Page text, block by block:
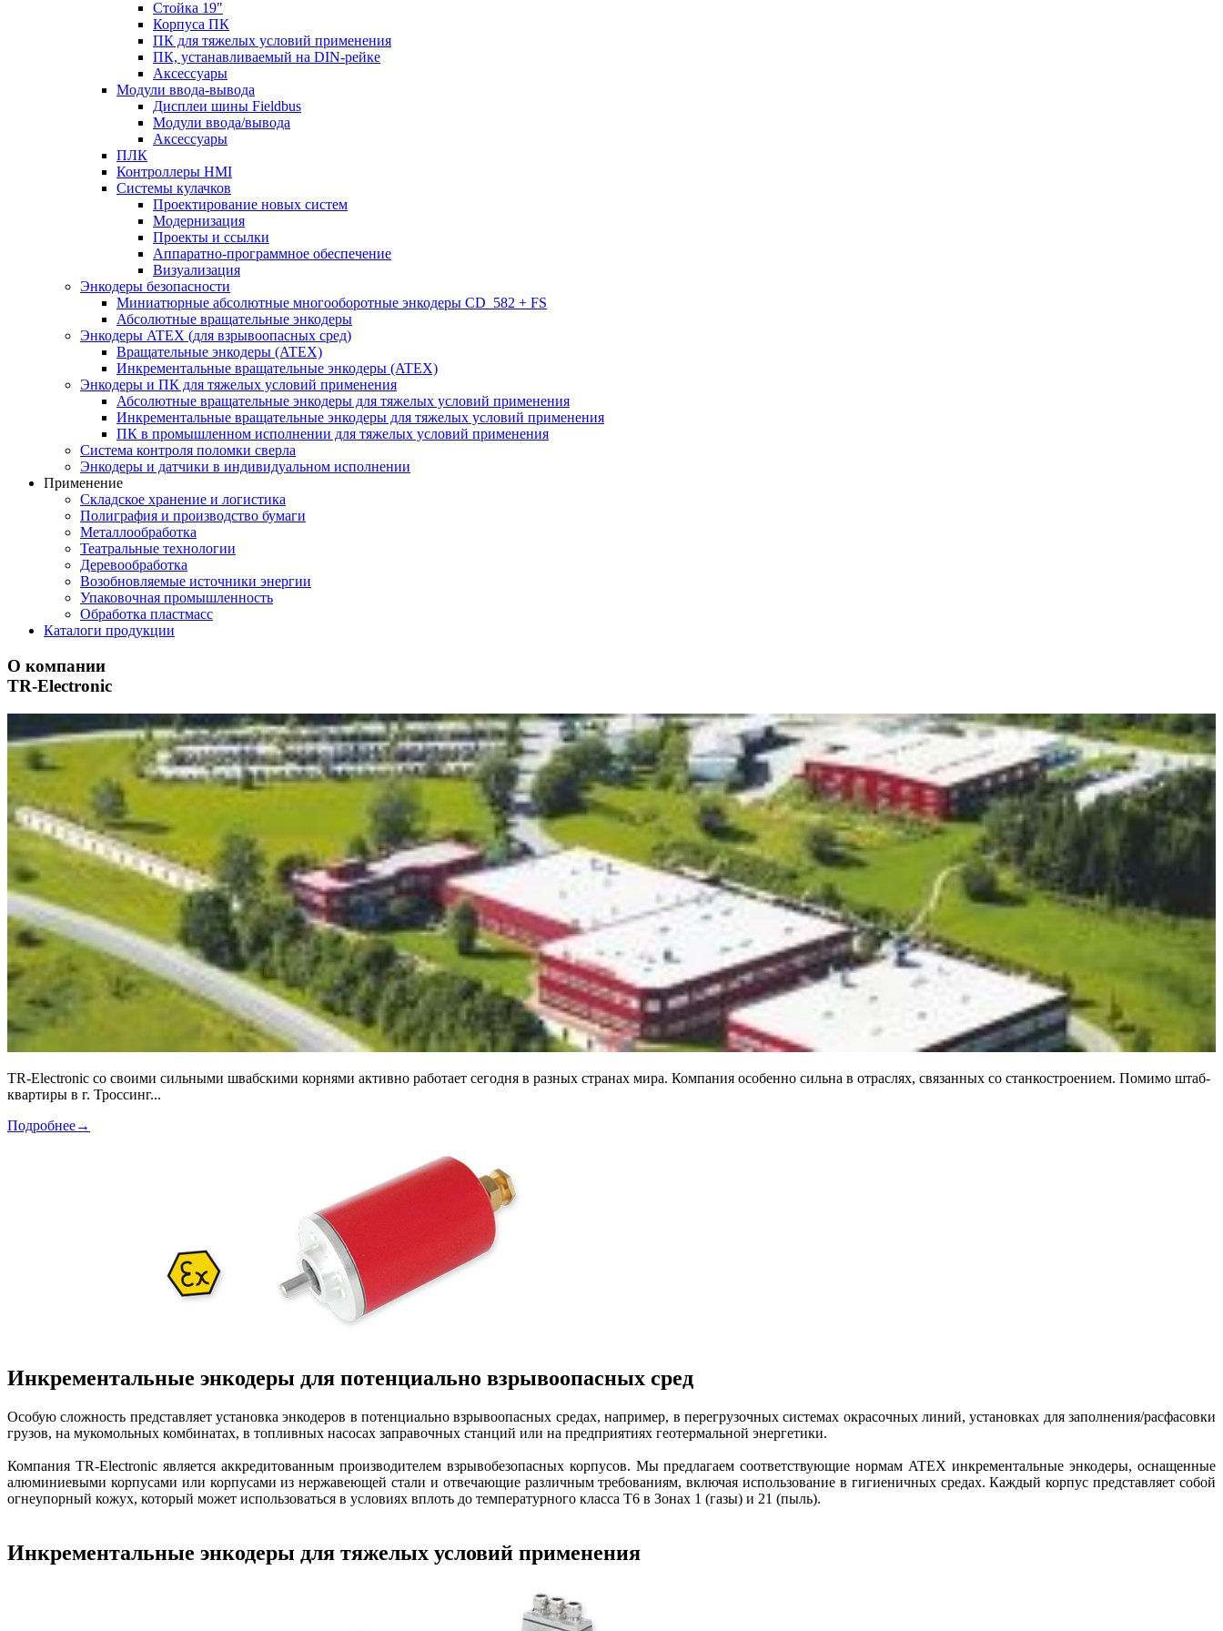
Стойка 19"
Корпуса ПК
ПК для тяжелых условий применения
ПК, устанавливаемый на DIN-рейке
Аксессуары
Модули ввода-вывода
Дисплеи шины Fieldbus
Модули ввода/вывода
Аксессуары
ПЛК
Контроллеры HMI
Системы кулачков
Проектирование новых систем
Модернизация
Проекты и ссылки
Аппаратно-программное обеспечение
Визуализация
Энкодеры безопасности
Миниатюрные абсолютные многооборотные энкодеры CD_582 + FS
Абсолютные вращательные энкодеры
Энкодеры ATEX (для взрывоопасных сред)
Вращательные энкодеры (ATEX)
Инкрементальные вращательные энкодеры (ATEX)
Энкодеры и ПК для тяжелых условий применения
Абсолютные вращательные энкодеры для тяжелых условий применения
Инкрементальные вращательные энкодеры для тяжелых условий применения
ПК в промышленном исполнении для тяжелых условий применения
Система контроля поломки сверла
Энкодеры и датчики в индивидуальном исполнении
Применение
Складское хранение и логистика
Полиграфия и производство бумаги
Металлообработка
Театральные технологии
Деревообработка
Возобновляемые источники энергии
Упаковочная промышленность
Обработка пластмасс
Каталоги продукции
О компании
TR-Electronic
TR-Electronic со своими сильными швабскими корнями активно работает сегодня в разных странах мира. Компания особенно сильна в отраслях, связанных со станкостроением. Помимо штаб-
квартиры в г. Троссинг...
Подробнее→
Инкрементальные энкодеры для потенциально взрывоопасных сред
Особую сложность представляет установка энкодеров в​ потенциально взрывоопасных средах, например, в перегрузочных системах окрасочных линий, установках для заполнения/расфасовки
грузов, на мукомольных комбинатах, в топливных насосах заправочных станций или на предприятиях геотермальной энергетики.
Компания TR-Electronic является аккредитованным производителем взрывобезопасных корпусов. Мы предлагаем соответствующие нормам ATEX инкрементальные энкодеры, оснащенные
алюминиевыми корпусами или корпусами из нержавеющей стали и отвечающие различным требованиям, включая использование в гигиеничных средах. Каждый корпус представляет собой
огнеупорный кожух, который может использоваться в условиях вплоть до температурного класса T6 в Зонах 1 (газы) и 21 (пыль).
Инкрементальные энкодеры для тяжелых условий применения